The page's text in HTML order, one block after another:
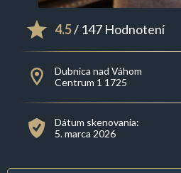
4.5/ 147 Hodnotení
Dubnica nad Váhom
Centrum 1 1725
Dátum skenovania:
5. marca 2026